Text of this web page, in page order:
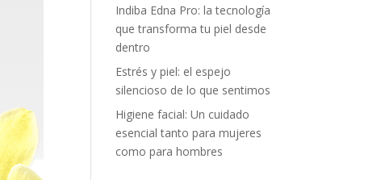
Indiba Edna Pro: la tecnología
que transforma tu piel desde
dentro
Estrés y piel: el espejo
silencioso de lo que sentimos
Higiene facial: Un cuidado
esencial tanto para mujeres
como para hombres